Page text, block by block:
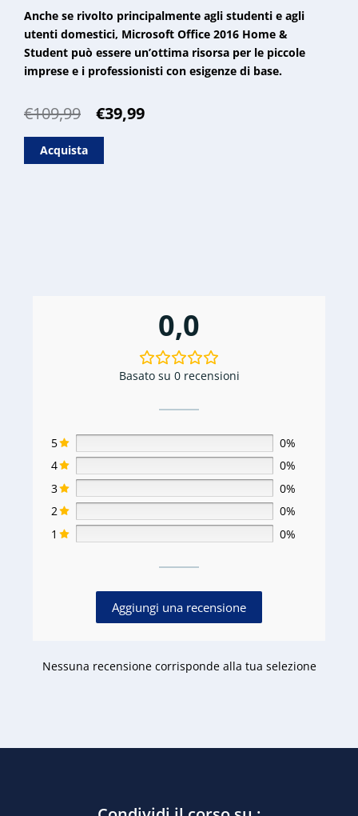
Anche se rivolto principalmente agli studenti e agli
utenti domestici, Microsoft Office 2016 Home &
Student può essere un’ottima risorsa per le piccole
imprese e i professionisti con esigenze di base.
€109,99
Il
era:
€39,99Il
Acquista
0,0
Basato su 0 recensioni
5
0%
4
0%
3
0%
2
0%
1
0%
Aggiungi una recensione
Nessuna recensione corrisponde alla tua selezione